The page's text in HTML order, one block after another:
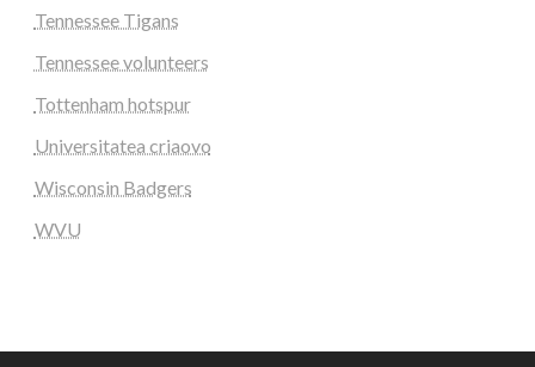
Tennessee Tigans
Tennessee volunteers
Tottenham hotspur
Universitatea criaovo
Wisconsin Badgers
WVU